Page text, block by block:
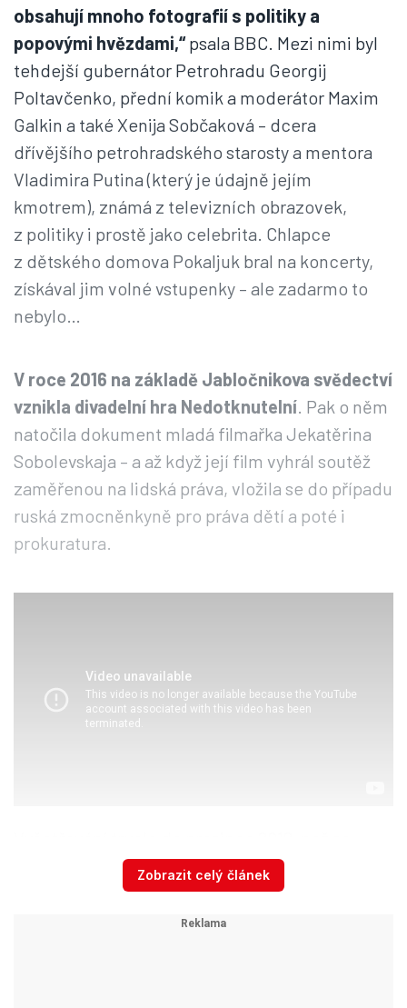
obsahují mnoho fotografií s politiky a
popovými hvězdami,“psala BBC. Mezi nimi byl
tehdejší gubernátor Petrohradu Georgij
Poltavčenko, přední komik a moderátor Maxim
Galkin a také Xenija Sobčaková – dcera
dřívějšího petrohradského starosty a mentora
Vladimira Putina (který je údajně jejím
kmotrem), známá z televizních obrazovek,
z politiky i prostě jako celebrita. Chlapce
z dětského domova Pokaljuk bral na koncerty,
získával jim volné vstupenky – ale zadarmo to
nebylo…
V roce 2016 na základě Jabločnikova svědectví
vznikla divadelní hra Nedotknutelní. Pak o něm
natočila dokument mladá filmařka Jekatěrina
Sobolevskaja – a až když její film vyhrál soutěž
zaměřenou na lidská práva, vložila se do případu
ruská zmocněnkyně pro práva dětí a poté i
prokuratura.
případ dostal k soudu, kde byl projednáván do
konce roku 2021. Během této doby zemřel ve
vazbě jeden z obžalovaných, Stanislav
Zobrazit celý článek